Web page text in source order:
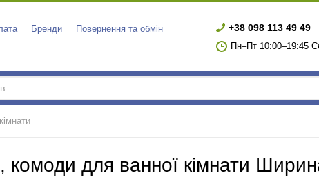
Бренди
Повернення та обмін
+38 098 113 49 49
Пн–Пт 10:00–19:45
комоди для ванної кімнати